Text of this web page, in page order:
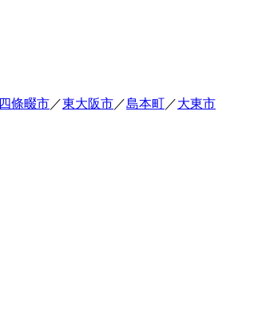
四條畷市／東大阪市／島本町／大東市